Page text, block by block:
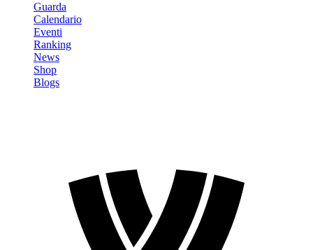
Guarda
Calendario
Eventi
Ranking
News
Shop
Blogs